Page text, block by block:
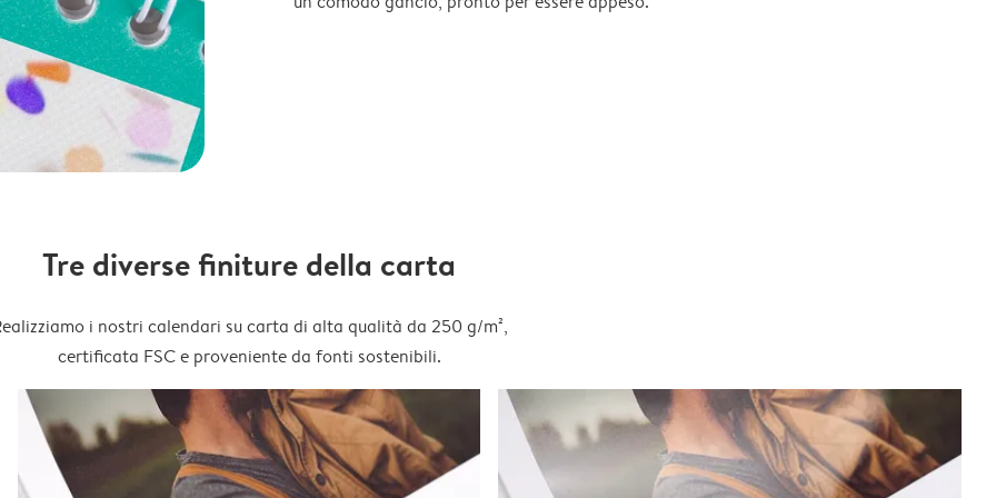
Tre diverse finiture della carta
i nostri calendari su carta di alta qualità da 250 g/m²,
certificata FSC e proveniente da fonti sostenibili.